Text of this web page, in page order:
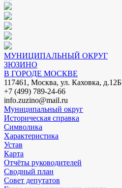
МУНИЦИПАЛЬНЫЙ ОКРУГ
ЗЮЗИНО
В ГОРОДЕ МОСКВЕ
117461, Москва, ул. Каховка, д.12Б
+7 (499) 789-24-66
info.zuzino@mail.ru
Муниципальный округ
Историческая справка
Символика
Характеристика
Устав
Карта
Отчёты руководителей
Сводный план
Совет депутатов